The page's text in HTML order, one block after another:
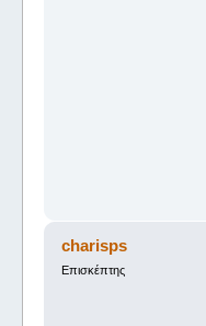
charisps
Επισκέπτης